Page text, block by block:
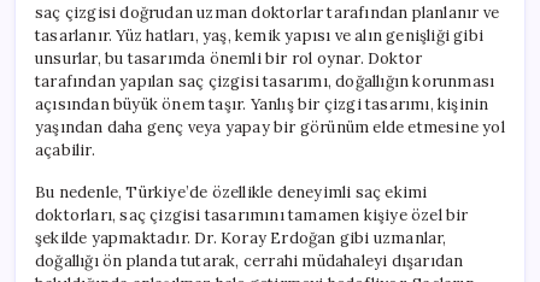
saç çizgisi doğrudan uzman doktorlar tarafından planlanır ve
tasarlanır. Yüz hatları, yaş, kemik yapısı ve alın genişliği gibi
unsurlar, bu tasarımda önemli bir rol oynar. Doktor
tarafından yapılan saç çizgisi tasarımı, doğallığın korunması
açısından büyük önem taşır. Yanlış bir çizgi tasarımı, kişinin
yaşından daha genç veya yapay bir görünüm elde etmesine yol
açabilir.
Bu nedenle, Türkiye’de özellikle deneyimli saç ekimi
doktorları, saç çizgisi tasarımını tamamen kişiye özel bir
şekilde yapmaktadır. Dr. Koray Erdoğan gibi uzmanlar,
doğallığı ön planda tutarak, cerrahi müdahaleyi dışarıdan